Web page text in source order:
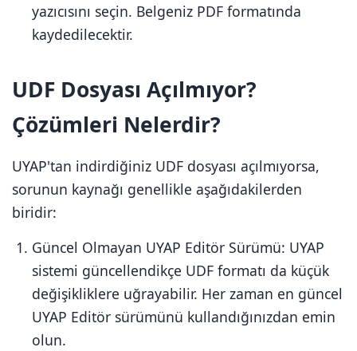
yazıcısını seçin. Belgeniz PDF formatında
kaydedilecektir.
UDF Dosyası Açılmıyor?
Çözümleri Nelerdir?
UYAP'tan indirdiğiniz UDF dosyası açılmıyorsa,
sorunun kaynağı genellikle aşağıdakilerden
biridir:
Güncel Olmayan UYAP Editör Sürümü: UYAP
sistemi güncellendikçe UDF formatı da küçük
değişikliklere uğrayabilir. Her zaman en güncel
UYAP Editör sürümünü kullandığınızdan emin
olun.